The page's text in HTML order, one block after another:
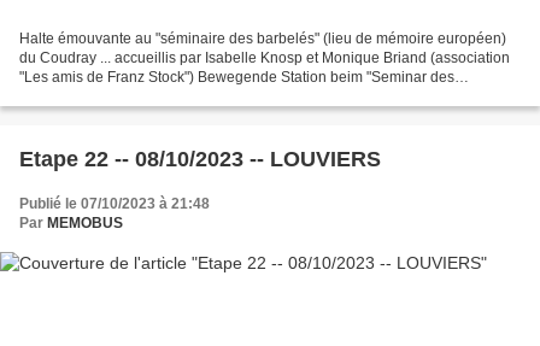
Halte émouvante au "séminaire des barbelés" (lieu de mémoire européen)
du Coudray ... accueillis par Isabelle Knosp et Monique Briand (association
"Les amis de Franz Stock") Bewegende Station beim "Seminar des
Etape 22 -- 08/10/2023 -- LOUVIERS
Publié le 07/10/2023 à 21:48
Par MEMOBUS